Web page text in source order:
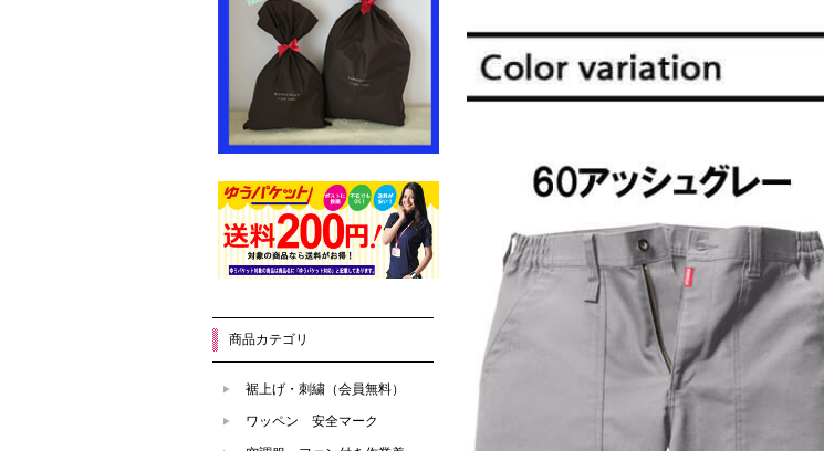
商品カテゴリ
裾上げ・刺繍（会員無料）
ワッペン 安全マーク